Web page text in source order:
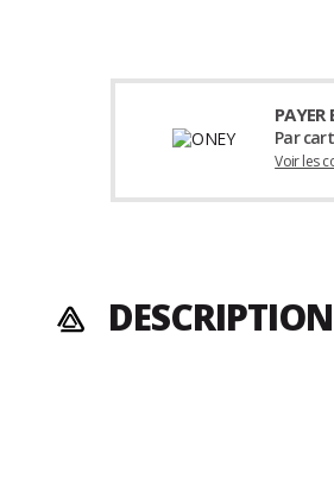
PAYER
Par
Voir les